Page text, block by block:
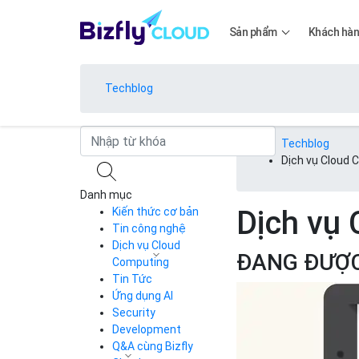
Sản phẩm
Bảng giá
Bảng giá
Khách
Techblog
Techblog
Dịch vụ Cloud
Dịch vụ
ĐANG
Danh mục
Kiến thức cơ bản
Tin công nghệ
Dịch vụ Cloud
Computing
Cloud Server
CDN
Load Balancer
Auto Scaling
Container Registry
Tin Tức
Ứng dụng AI
Security
Development
Q&A cùng Bizfly